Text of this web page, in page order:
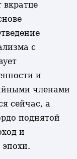
вкратце
с
и
членами
сейчас, а
поднятой
и